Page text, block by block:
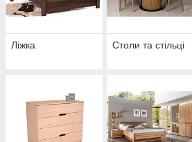
Ліжка Столи та стільці